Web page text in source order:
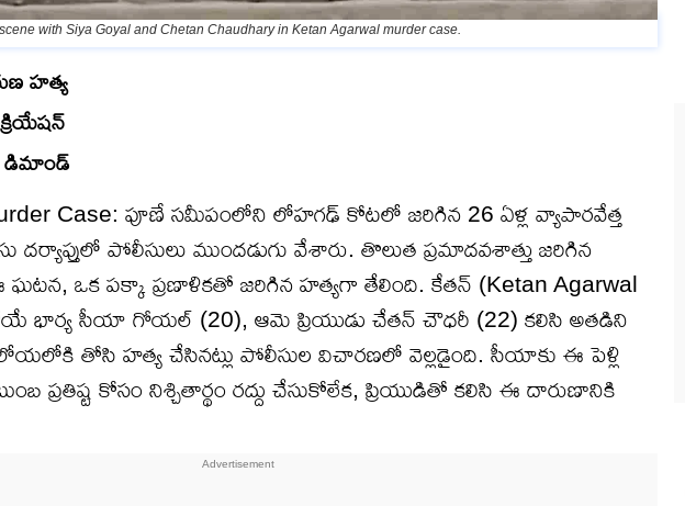
with Siya Goyal and Chetan Chaudhary in Ketan Agarwal murder case.
హత్య
డిమాండ్
Case: పూణే సమీపంలోని లోహగఢ్ కోటలో జరిగిన 26 ఏళ్ల వ్యాపారవేత్త
దర్యాప్తులో పోలీసులు ముందడుగు వేశారు. తొలుత ప్రమాదవశాత్తు జరిగిన
ఒక పక్కా ప్రణాళికతో జరిగిన హత్యగా తేలింది. కేతన్ (Ketan Agarwal
భార్య సీయా గోయల్ (20), ఆమె ప్రియుడు చేతన్ చౌధరీ (22) కలిసి అతడిని
తోసి హత్య చేసినట్లు పోలీసుల విచారణలో వెల్లడైంది. సీయాకు ఈ పెళ్లి
ప్రతిష్ట కోసం నిశ్చితార్థం రద్దు చేసుకోలేక, ప్రియుడితో కలిసి ఈ దారుణానికి